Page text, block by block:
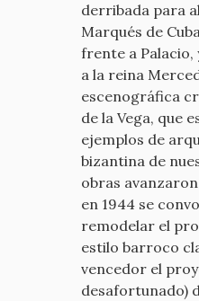
derribada para
Marqués de
frente a Palacio,
a la reina
escenográfica
de la Vega, que
ejemplos de
bizantina de
obras
en 1944 se
remodelar el
estilo barroco
vencedor el
desafortunado)